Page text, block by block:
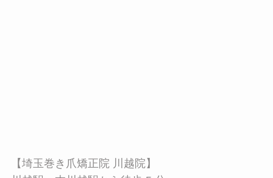
【埼玉巻き爪矯正院 川越院】